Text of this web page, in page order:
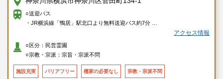
○送迎バス
・JR横浜線「鴨居」駅北口より無料送迎バス約7分
○車
・首都高速横浜北線「新横浜出入口」より約10分
分
アクセス情報
○区分：民営霊園
○宗教・宗派：宗旨・宗派不問
施設充実 バリアフリー 檀家の必要なし 宗教・宗派不問